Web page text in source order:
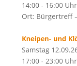
14:00 - 16:00 Uhr
Ort: Bürgertreff
Kneipen- und
Samstag
17:00 - 23:00 Uhr